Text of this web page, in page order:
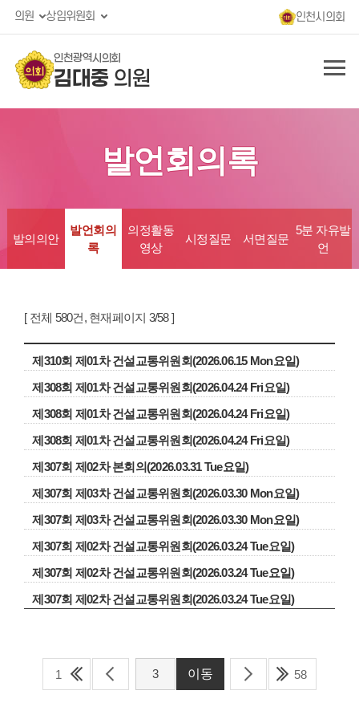
의원 상임위원회 인천시의회
인천광역시의회
김대중 의원
발언회의록
발의의안
발언회의
록
의정활동
영상
시정질문 서면질문
5분 자유발
언
[ 전체 580건, 현재페이지 3/58 ]
제310회 제01차 건설교통위원회(2026.06.15 Mon요일)
제308회 제01차 건설교통위원회(2026.04.24 Fri요일)
제308회 제01차 건설교통위원회(2026.04.24 Fri요일)
제308회 제01차 건설교통위원회(2026.04.24 Fri요일)
제307회 제02차 본회의(2026.03.31 Tue요일)
제307회 제03차 건설교통위원회(2026.03.30 Mon요일)
제307회 제03차 건설교통위원회(2026.03.30 Mon요일)
제307회 제02차 건설교통위원회(2026.03.24 Tue요일)
제307회 제02차 건설교통위원회(2026.03.24 Tue요일)
제307회 제02차 건설교통위원회(2026.03.24 Tue요일)
1 58